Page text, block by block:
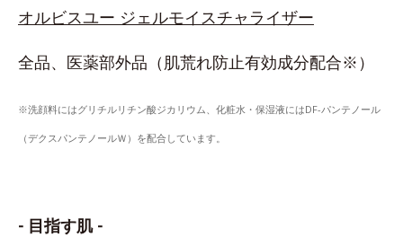
オルビスユー ジェルモイスチャライザー
全品、医薬部外品（肌荒れ防止有効成分配合※）
※洗顔料にはグリチルリチン酸ジカリウム、化粧水・保湿液にはDF-パンテノール
（デクスパンテノールＷ）を配合しています。
- 目指す肌 -